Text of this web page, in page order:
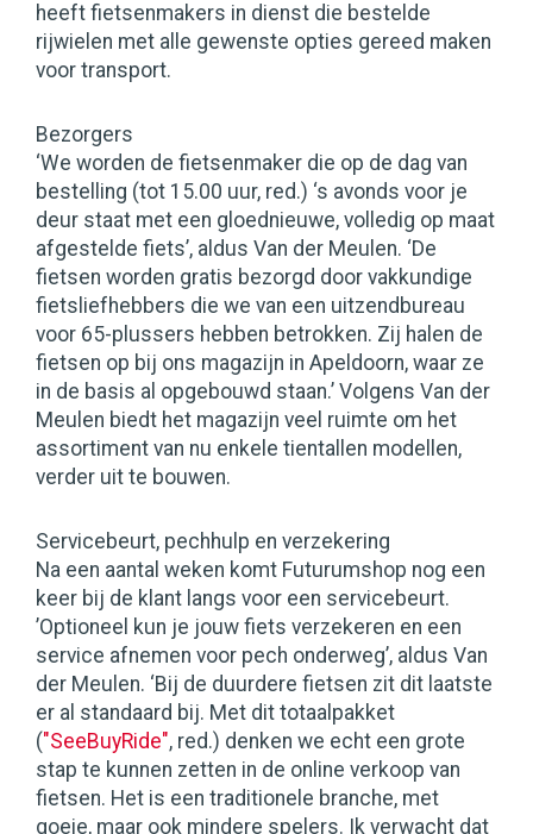
heeft fietsenmakers in dienst die bestelde
rijwielen met alle gewenste opties gereed maken
voor transport.
Bezorgers
‘We worden de fietsenmaker die op de dag van
bestelling (tot 15.00 uur, red.) ‘s avonds voor je
deur staat met een gloednieuwe, volledig op maat
afgestelde fiets’, aldus Van der Meulen. ‘De
fietsen worden gratis bezorgd door vakkundige
fietsliefhebbers die we van een uitzendbureau
voor 65-plussers hebben betrokken. Zij halen de
fietsen op bij ons magazijn in Apeldoorn, waar ze
in de basis al opgebouwd staan.’ Volgens Van der
Meulen biedt het magazijn veel ruimte om het
assortiment van nu enkele tientallen modellen,
verder uit te bouwen.
Servicebeurt, pechhulp en verzekering
Na een aantal weken komt Futurumshop nog een
keer bij de klant langs voor een servicebeurt.
’Optioneel kun je jouw fiets verzekeren en een
service afnemen voor pech onderweg’, aldus Van
der Meulen. ‘Bij de duurdere fietsen zit dit laatste
er al standaard bij. Met dit totaalpakket
("SeeBuyRide", red.) denken we echt een grote
stap te kunnen zetten in de online verkoop van
fietsen. Het is een traditionele branche, met
goeie, maar ook mindere spelers. Ik verwacht dat